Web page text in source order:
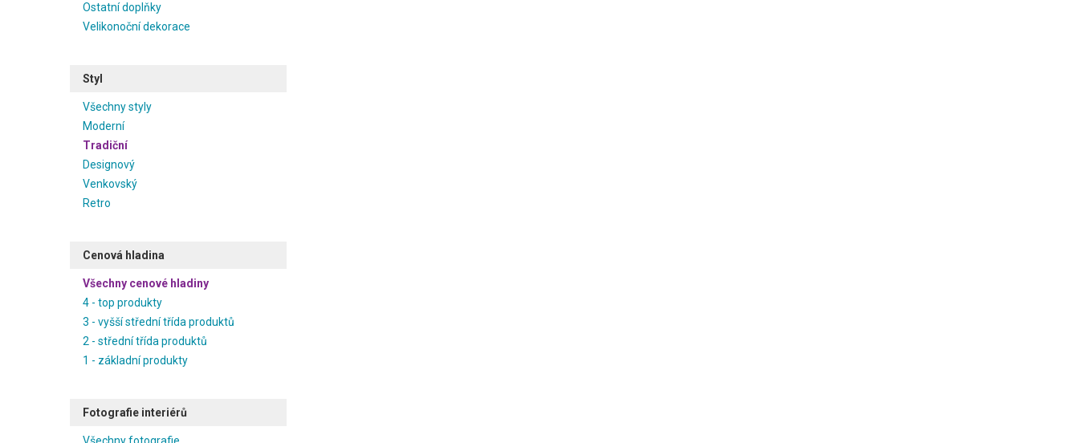
Ostatní doplňky
Velikonoční dekorace
Styl
Všechny styly
Moderní
Tradiční
Designový
Venkovský
Retro
Cenová hladina
Všechny cenové hladiny
4 - top produkty
3 - vyšší střední třída produktů
2 - střední třída produktů
1 - základní produkty
Fotografie interiérů